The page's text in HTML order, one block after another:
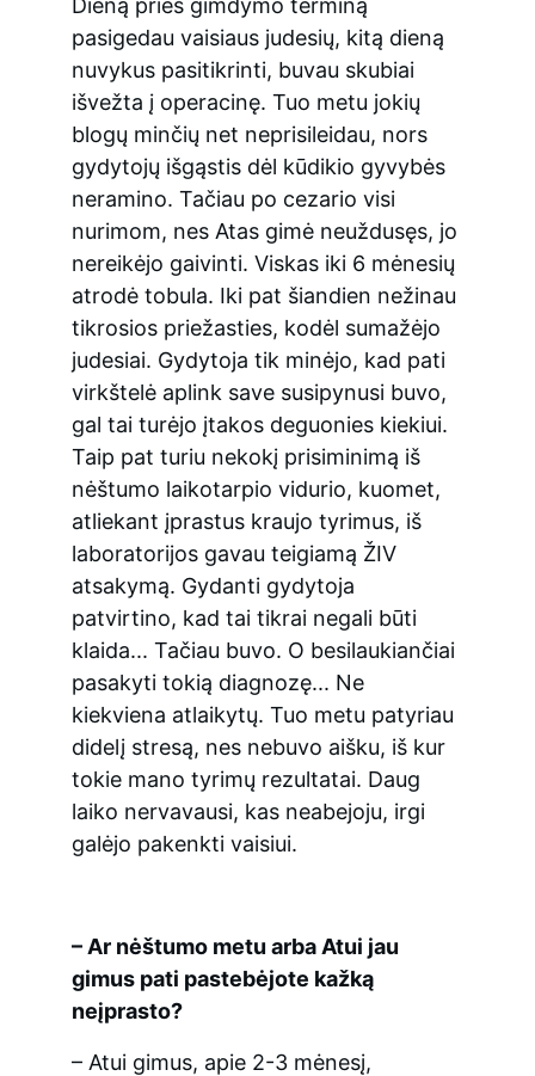
Dieną prieš gimdymo terminą
pasigedau vaisiaus judesių, kitą dieną
nuvykus pasitikrinti, buvau skubiai
išvežta į operacinę. Tuo metu jokių
blogų minčių net neprisileidau, nors
gydytojų išgąstis dėl kūdikio gyvybės
neramino. Tačiau po cezario visi
nurimom, nes Atas gimė neuždusęs, jo
nereikėjo gaivinti. Viskas iki 6 mėnesių
atrodė tobula. Iki pat šiandien nežinau
tikrosios priežasties, kodėl sumažėjo
judesiai. Gydytoja tik minėjo, kad pati
virkštelė aplink save susipynusi buvo,
gal tai turėjo įtakos deguonies kiekiui.
Taip pat turiu nekokį prisiminimą iš
nėštumo laikotarpio vidurio, kuomet,
atliekant įprastus kraujo tyrimus, iš
laboratorijos gavau teigiamą ŽIV
atsakymą. Gydanti gydytoja
patvirtino, kad tai tikrai negali būti
klaida... Tačiau buvo. O besilaukiančiai
pasakyti tokią diagnozę... Ne
kiekviena atlaikytų. Tuo metu patyriau
didelį stresą, nes nebuvo aišku, iš kur
tokie mano tyrimų rezultatai. Daug
laiko nervavausi, kas neabejoju, irgi
galėjo pakenkti vaisiui.
– Ar nėštumo metu arba Atui jau
gimus pati pastebėjote kažką
neįprasto?
– Atui gimus, apie 2-3 mėnesį,